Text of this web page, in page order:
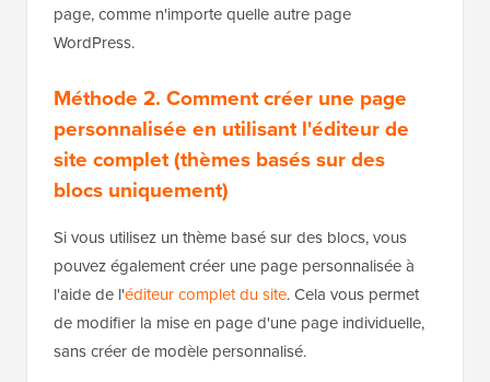
page, comme n'importe quelle autre page
WordPress.
Méthode 2. Comment créer une page
personnalisée en utilisant l'éditeur de
site complet (thèmes basés sur des
blocs uniquement)
Si vous utilisez un thème basé sur des blocs, vous
pouvez également créer une page personnalisée à
l'aide de l'éditeur complet du site. Cela vous permet
de modifier la mise en page d'une page individuelle,
sans créer de modèle personnalisé.